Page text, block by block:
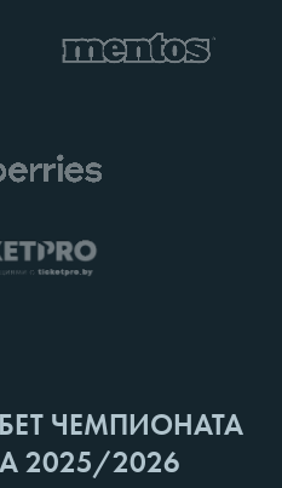
ЧЕМПИОНАТА
2025/2026